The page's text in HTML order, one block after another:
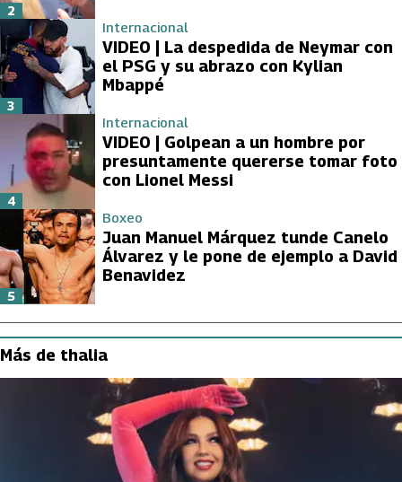
2
Internacional
VIDEO | La despedida de Neymar con
el PSG y su abrazo con Kylian
Mbappé
3
Internacional
VIDEO | Golpean a un hombre por
presuntamente quererse tomar foto
con Lionel Messi
4
Boxeo
Juan Manuel Márquez tunde Canelo
Álvarez y le pone de ejemplo a David
Benavidez
5
Más de thalia